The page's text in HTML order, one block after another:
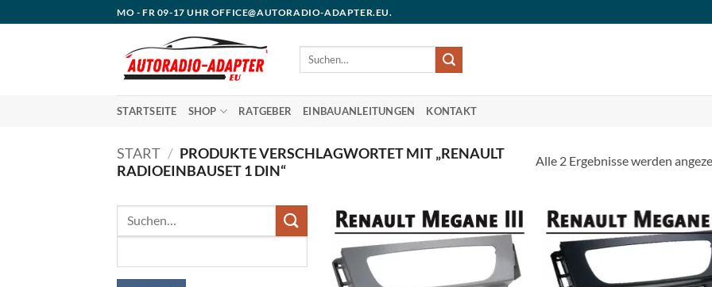
Inhalt
MO - FR 09-17 UHR OFFICE@AUTORADIO-ADAPTER.EU.
Suchen
STARTSEITE SHOP RATGEBER EINBAUANLEITUNGEN KONTAKT
START / PRODUKTE VERSCHLAGWORTET MIT „RENAULT
RADIOEINBAUSET 1 DIN“
Alle 2 Ergebnisse werden